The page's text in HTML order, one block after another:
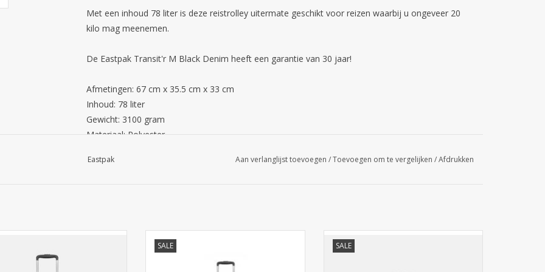
Met een inhoud 78 liter is deze reistrolley uitermate geschikt voor reizen waarbij u ongeveer 20
kilo mag meenemen.
De Eastpak Transit'r M Black Denim heeft een garantie van 30 jaar!
Afmetingen: 67 cm x 35.5 cm x 33 cm
Inhoud: 78 liter
Gewicht: 3100 gram
Materiaal: Polyester
Eastpak Aan verlanglijst toevoegen /Toevoegen om te vergelijken /Afdrukken
vakken. Eastpak Transit'r M -
reiskoffer - Black Winkel in
SALEgelijke vakken. Eastpak Transit'r M -
middenmaat reiskoffer - Ultra Marine.
SALE
Black reistrolley small cabinsize twee